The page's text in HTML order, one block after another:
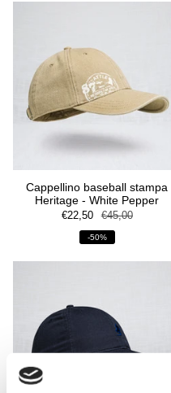
Cappellino baseball stampa
Heritage - White Pepper
€22,50 €45,00
-50%